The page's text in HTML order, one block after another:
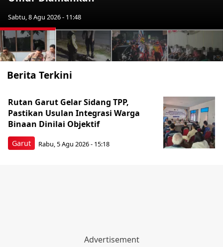
Sabtu, 8 Agu 2026 - 11:48
Berita Terkini
Garut
Rutan Garut Gelar Sidang TPP,
Pastikan Usulan Integrasi Warga
Binaan Dinilai Objektif
Rabu, 5 Agu 2026 - 15:18